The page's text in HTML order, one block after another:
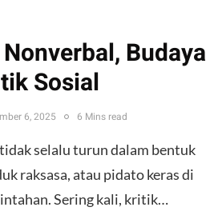
Budaya
Sosial
6, 2025 6 Mins read
selalu turun dalam bentuk
raksasa, atau pidato keras di
Sering kali, kritik…